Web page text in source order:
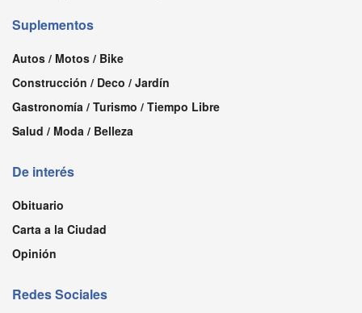
Suplementos
Autos / Motos / Bike
Construcción / Deco / Jardín
Gastronomía / Turismo / Tiempo Libre
Salud / Moda / Belleza
De interés
Obituario
Carta a la Ciudad
Opinión
Redes Sociales